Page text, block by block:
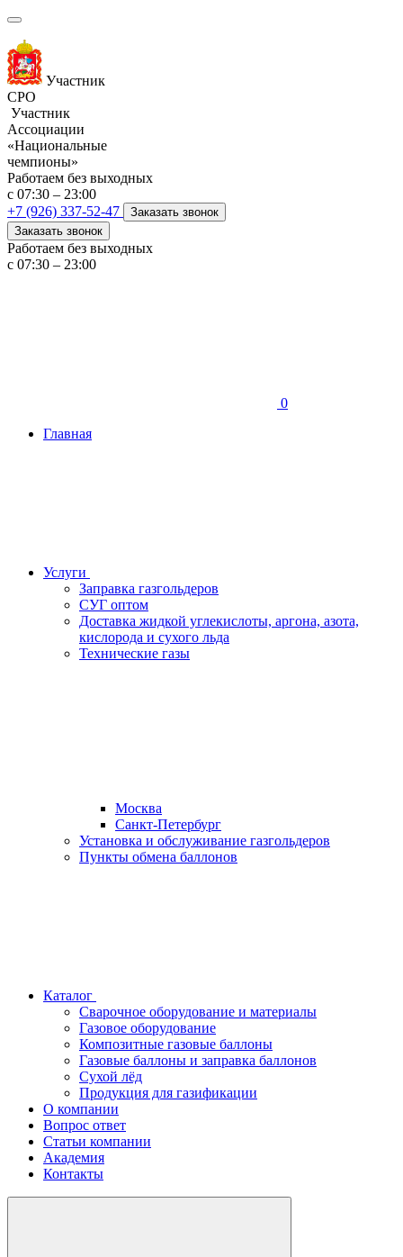
Участник
СРО
Участник
Ассоциации
«Национальные
чемпионы»
Работаем без выходных
с 07:30 – 23:00
+7 (926) 337-52-47
Заказать звонок
Заказать звонок
Работаем без выходных
с 07:30 – 23:00
0
Главная
Услуги
Заправка газгольдеров
СУГ оптом
Доставка жидкой углекислоты, аргона, азота,
кислорода и сухого льда
Технические газы
Москва
Санкт-Петербург
Установка и обслуживание газгольдеров
Пункты обмена баллонов
Каталог
Сварочное оборудование и материалы
Газовое оборудование
Композитные газовые баллоны
Газовые баллоны и заправка баллонов
Сухой лёд
Продукция для газификации
О компании
Вопрос ответ
Статьи компании
Академия
Контакты